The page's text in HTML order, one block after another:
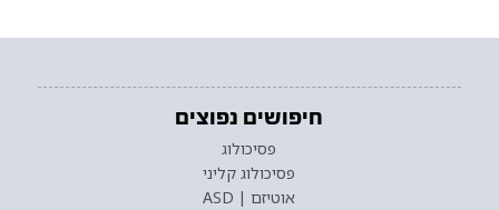
חיפושים נפוצים
פסיכולוג
פסיכולוג קליני
אוטיזם | ASD